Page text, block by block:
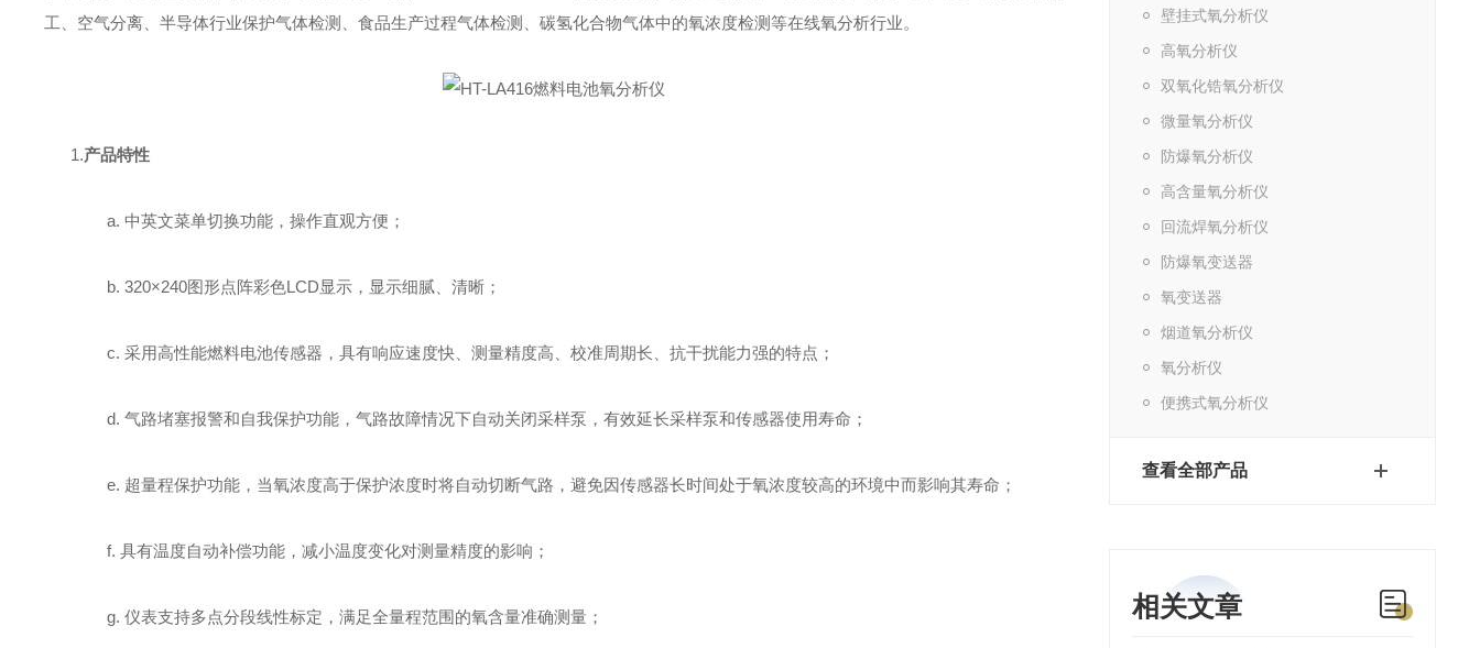
壁挂式氧分析仪
高氧分析仪
双氧化锆氧分析仪
微量氧分析仪
防爆氧分析仪
高含量氧分析仪
回流焊氧分析仪
防爆氧变送器
氧变送器
烟道氧分析仪
氧分析仪
便携式氧分析仪
查看全部产品
相关文章
工、空气分离、半导体行业保护气体检测、食品生产过程气体检测、碳氢化合物气体中的氧浓度检测等在线氧分析行业。
1.产品特性
a. 中英文菜单切换功能，操作直观方便 ；
b. 320×240图形点阵彩色LCD显示，显示细腻、清晰；
c. 采用高性能燃料电池传感器，具有响应速度快、测量精度高、校准周期长、抗干扰能力强的特点；
d. 气路堵塞报警和自我保护功能，气路故障情况下自动关闭采样泵，有效延长采样泵和传感器使用寿命；
e. 超量程保护功能，当氧浓度高于保护浓度时将自动切断气路，避免因传感器长时间处于氧浓度较高的环境中而影响其寿命；
f. 具有温度自动补偿功能，减小温度变化对测量精度的影响；
g. 仪表支持多点分段线性标定 ， 满足全量程范围的氧含量准确测量；